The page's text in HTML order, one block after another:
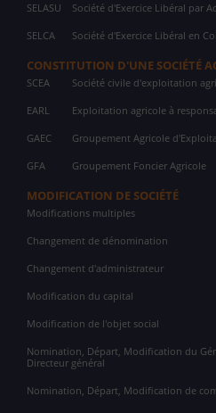
SELASU Société d'Exercice Libéral par
SELCA Société d'Exercice Libéral en
CONSTITUTION D'UNE SOCIÉTÉ
SCEA Société civile d'exploitation
EARL Exploitation agricole à
GAEC Groupement Agricole
GFA Groupement Foncier Agricole
MODIFICATION DE SOCIÉTÉ
Modifications multiples
Changement de dénomination
Changement d'administrateur
Modification du capital
Modification de l'objet social
Nomination, Départ, Modification du
Directeur général
Nomination, Départ, Modification de